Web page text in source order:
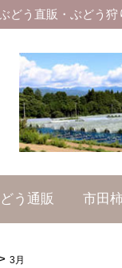
どう直販・ぶどう狩
う通販 市田
3月